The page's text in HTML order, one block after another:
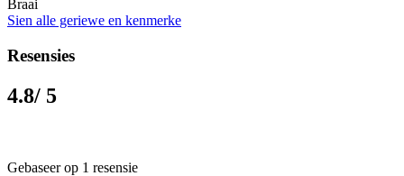
Braai
Sien alle geriewe en kenmerke
Resensies
4.8/ 5
Gebaseer op 1 resensie